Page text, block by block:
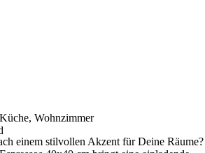
Wohnzimmer
einem stilvollen Akzent für Deine Räume?